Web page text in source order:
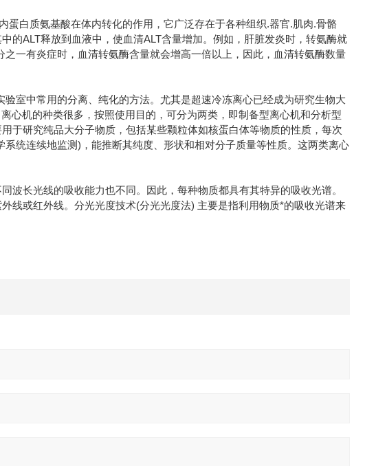
白质氨基酸在体内转化的作用，它广泛存在于各种组织.器官.肌肉.骨骼
的ALT释放到血液中，使血清ALT含量增加。例如，肝脏发炎时，转氨酶就
一有炎症时，血清转氨酶含量就会增高一倍以上，因此，血清转氨酶数量
室中常用的分离、纯化的方法。尤其是超速冷冻离心已经成为研究生物大
心机的种类很多，按照使用目的，可分为两类，即制备型离心机和分析型
于研究纯品大分子物质，包括某些颗粒体如核蛋白体等物质的性质，每次
统连续地监测)，能推断其纯度、形状和相对分子质量等性质。这两类离心
长光线的吸收能力也不同。因此，每种物质都具有其特异的吸收光谱。
线或红外线。分光光度技术(分光光度法) 主要是指利用物质*的吸收光谱来